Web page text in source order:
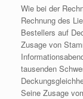
Wie bei der
Rechnung des
Bestellers auf
Zusage von
tausenden
Seine Zusage